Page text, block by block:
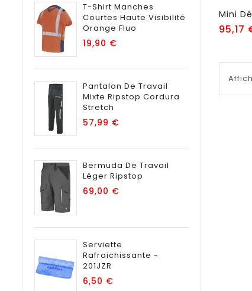
T-Shirt Manches
Courtes Haute Visibilité
Orange Fluo
19,90 €
Pantalon De Travail
Mixte Ripstop Cordura
Stretch
57,99 €
Bermuda De Travail
Léger Ripstop
69,00 €
Serviette
Rafraichissante -
201JZR
6,50 €
95,17